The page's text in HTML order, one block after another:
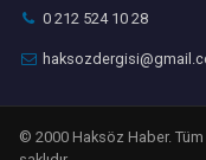
0 212 524 10 28
© 2000 Haksöz Haber. Tüm